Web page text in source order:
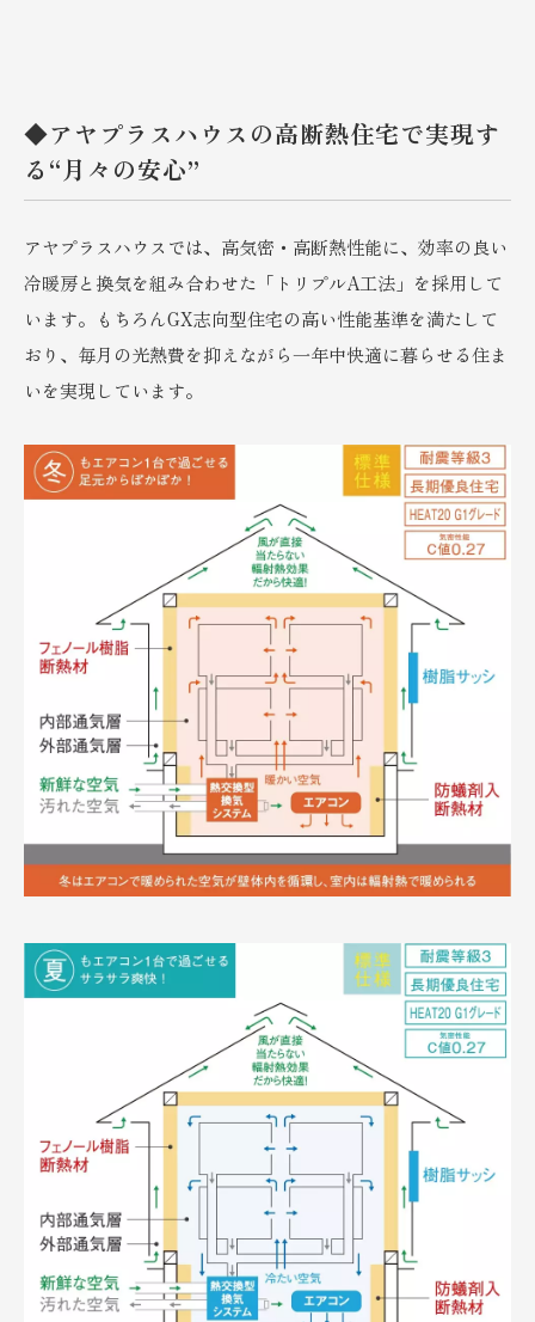
◆アヤプラスハウスの高断熱住宅で実現す
る“月々の安心”
アヤプラスハウスでは、高気密・高断熱性能に、効率の良い
冷暖房と換気を組み合わせた「トリプルA工法」を採用して
います。もちろんGX志向型住宅の高い性能基準を満たして
おり、毎月の光熱費を抑えながら一年中快適に暮らせる住ま
いを実現しています。